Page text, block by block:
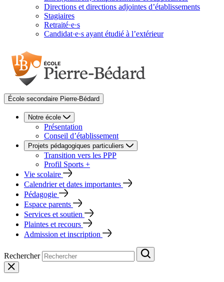
Directions et directions adjointes d’établissements
Stagiaires
Retraité·e·s
Candidat·e·s ayant étudié à l’extérieur
École secondaire Pierre-Bédard
Notre école
Présentation
Conseil d’établissement
Projets pédagogiques particuliers
Transition vers les PPP
Profil Sports +
Vie scolaire
Calendrier et dates importantes
Pédagogie
Espace parents
Services et soutien
Plaintes et recours
Admission et inscription
Rechercher